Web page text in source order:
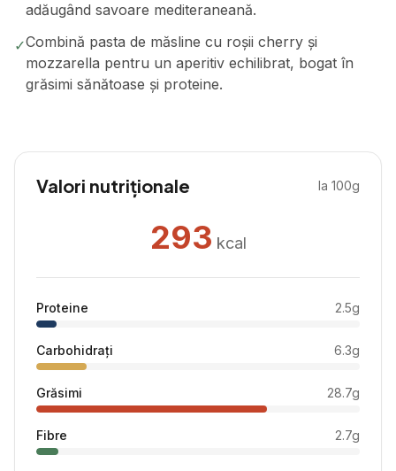
adăugând savoare mediteraneană.
✓Combină pasta de măsline cu roșii cherry și
mozzarella pentru un aperitiv echilibrat, bogat în
grăsimi sănătoase și proteine.
Valori nutriționale la 100g
293 kcal
Proteine 2.5g
Carbohidrați 6.3g
Grăsimi 28.7g
Fibre 2.7g